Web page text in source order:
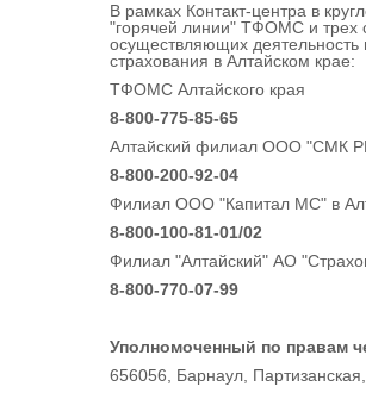
В рамках Контакт-центра в
"горячей линии" ТФОМС и трех
осуществляющих деятельность
страхования в Алтайском крае:
ТФОМС Алтайского края
8-800-775-85-65
Алтайский филиал ООО "СМК
8-800-200-92-04
Филиал ООО "Капитал МС" в
8-800-100-81-01/02
Филиал "Алтайский" АО
8-800-770-07-99
Уполномоченный по правам
656056, Барнаул,